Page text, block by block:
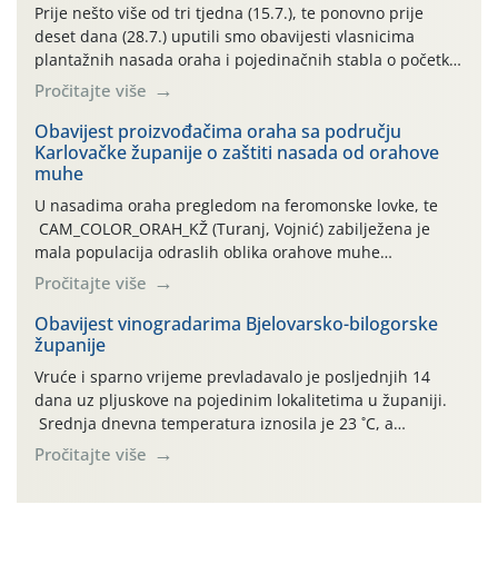
Prije nešto više od tri tjedna (15.7.), te ponovno prije
deset dana (28.7.) uputili smo obavijesti vlasnicima
plantažnih nasada oraha i pojedinačnih stabla o početku
leta i ovogodišnjoj potrebi usmjerenog suzbijanja
orahove muhe (Rhagoletis completa)! Već dvanaest dana
traje drugi ovogodišnji “toplinski udar”, koji naročito
izražen zadnja šest dana (31.7.-05.8.), jer najviše
temperature zraka svakodnevno […]
Pročitajte više
Obavijest proizvođačima oraha sa području
Karlovačke županije o zaštiti nasada od orahove
muhe
U nasadima oraha pregledom na feromonske lovke, te
CAM_COLOR_ORAH_KŽ (Turanj, Vojnić) zabilježena je
mala populacija odraslih oblika orahove muhe
(Rhagoletis completa). Niska brojnost može se objasniti
činjenicom da je riječ o mladim nasadima s vrlo malim
urodom, što je povezano i s manjim brojem prezimjelih
jedinki. U starijim nasadima, na žutim ljepljivim Rebell
pločama s […]
Pročitajte više
Obavijest vinogradarima Bjelovarsko-bilogorske
županije
Vruće i sparno vrijeme prevladavalo je posljednjih 14
dana uz pljuskove na pojedinim lokalitetima u županiji.
Srednja dnevna temperatura iznosila je 23 ˚C, a
maksimalne su posljednjih dana dosezale do 35 ˚C.
Simptome plamenjače vinove loze (Plasmoparas
Pročitajte više